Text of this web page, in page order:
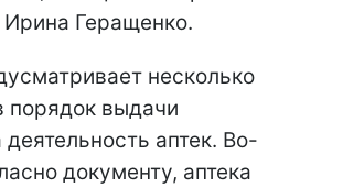
Геращенко.
несколько
порядок выдачи
аптек. Во-
документу, аптека